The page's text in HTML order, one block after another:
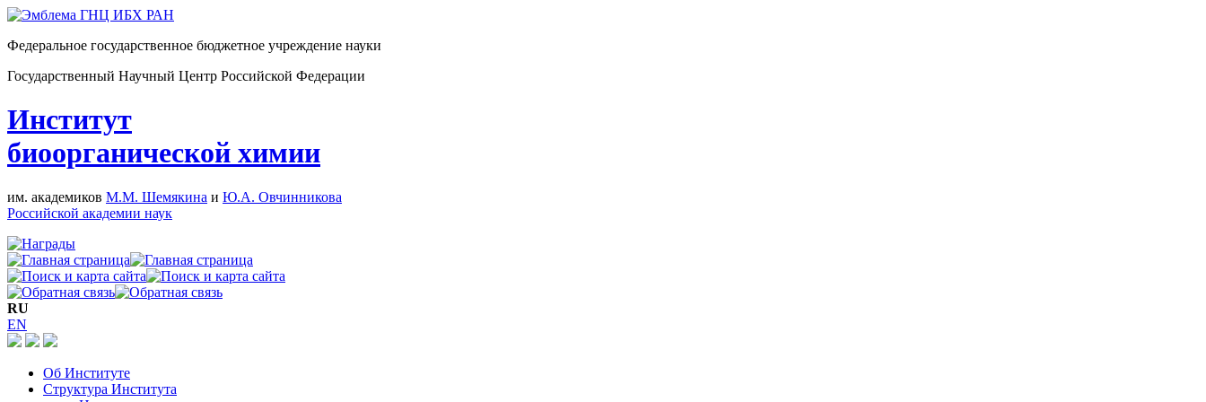
Федеральное государственное бюджетное учреждение науки
Государственный Научный Центр Российской Федерации
Институт
биоорганической химии
им. академиков М.М. Шемякина и Ю.А. Овчинникова
Российской академии наук
RU
EN
Об Институте
Структура Института